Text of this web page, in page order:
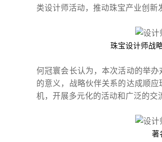
类设计师活动，推动珠宝产业创新
珠宝设计师战
何冠寰会长认为，本次活动的举
的意义，战略伙伴关系的达成顺
机，开展多元化的活动和广泛的交
著